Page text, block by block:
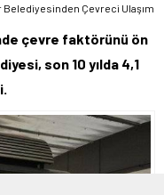
Belediyesinden Çevreci Ulaşım
çevre faktörünü ön
son 10 yılda 4,1